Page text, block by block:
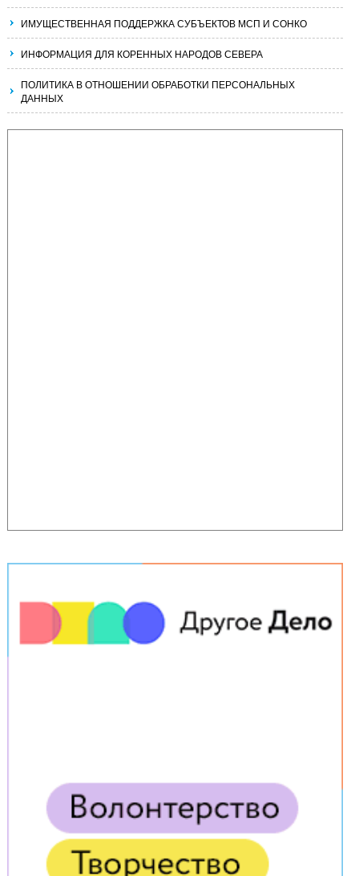
ИМУЩЕСТВЕННАЯ ПОДДЕРЖКА СУБЪЕКТОВ МСП И СОНКО
ИНФОРМАЦИЯ ДЛЯ КОРЕННЫХ НАРОДОВ СЕВЕРА
ПОЛИТИКА В ОТНОШЕНИИ ОБРАБОТКИ ПЕРСОНАЛЬНЫХ
ДАННЫХ